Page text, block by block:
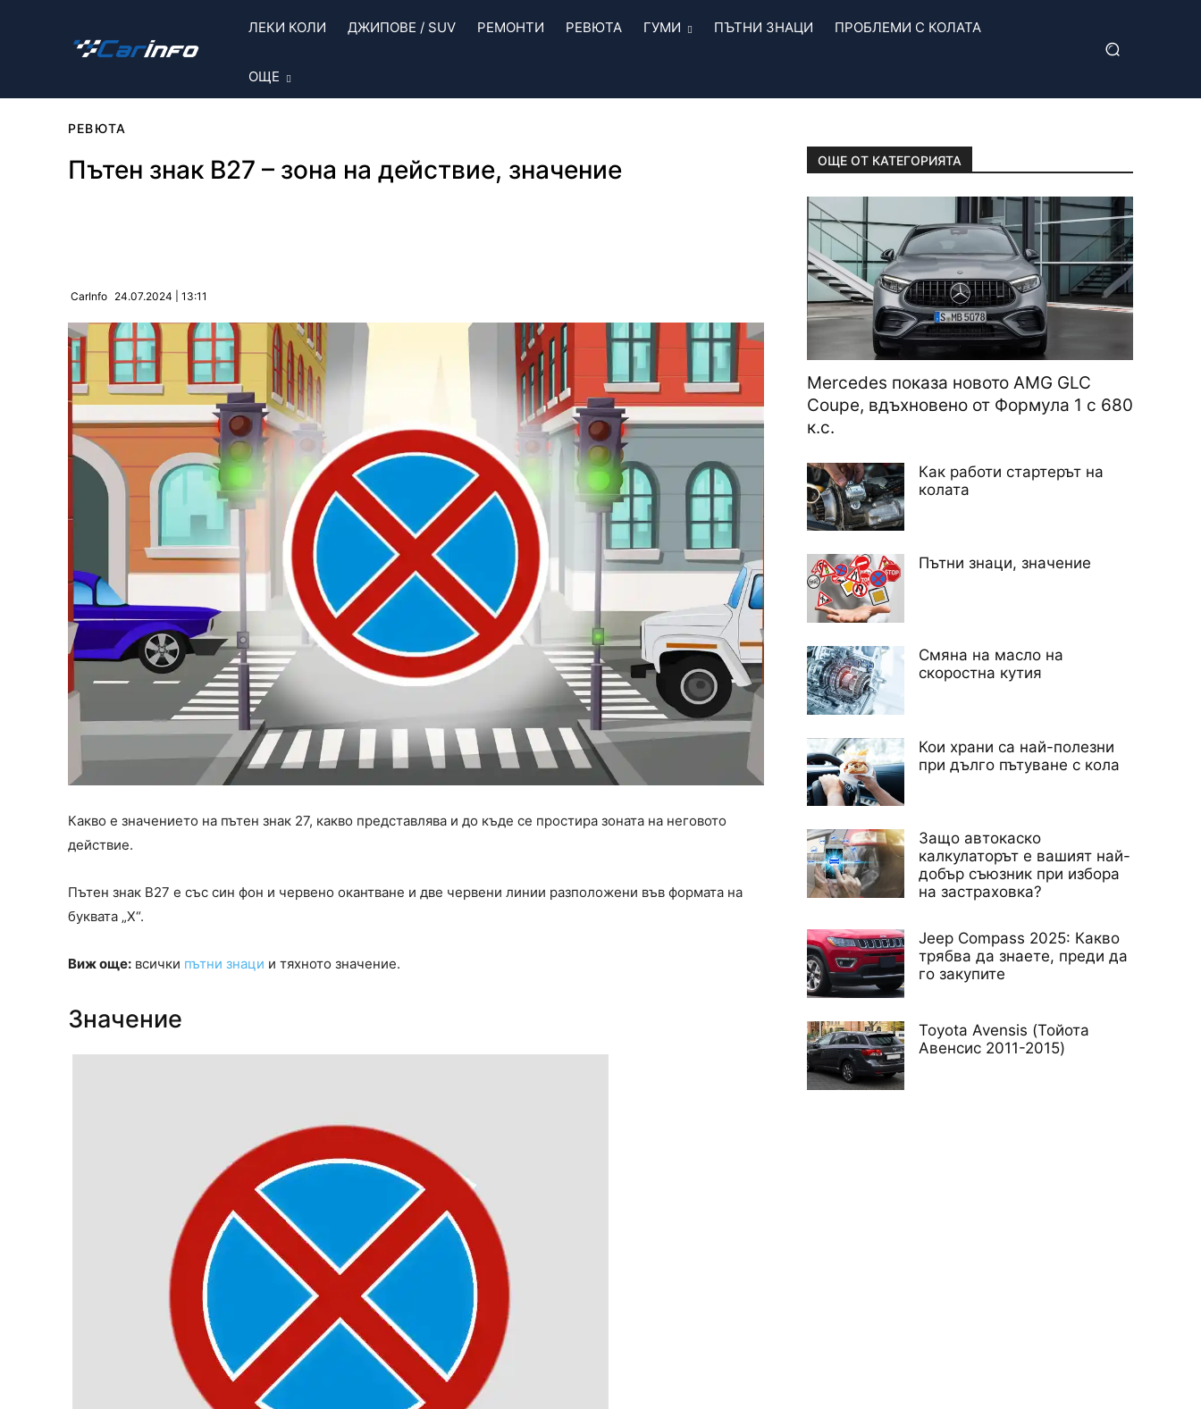
ЛЕКИ КОЛИ ДЖИПОВЕ / SUV РЕМОНТИ РЕВЮТА ГУМИ ПЪТНИ ЗНАЦИ ПРОБЛЕМИ С КОЛАТА
ОЩЕ
РЕВЮТА
Пътен знак В27 – зона на действие, значение
CarInfo 24.07.2024 | 13:11
Какво е значението на пътен знак 27, какво представлява и до къде се простира зоната на неговото
действие.
Пътен знак В27 е със син фон и червено окантване и две червени линии разположени във формата на
буквата „Х“.
Виж още: всички пътни знаци и тяхното значение.
Значение
ОЩЕ ОТ КАТЕГОРИЯТА
Mercedes показа новото AMG GLC
Coupe, вдъхновено от Формула 1 с 680
к.с.
Как работи стартерът на
колата
Пътни знаци, значение
Смяна на масло на
скоростна кутия
Кои храни са най-полезни
при дълго пътуване с кола
Защо автокаско
калкулаторът е вашият най-
добър съюзник при избора
на застраховка?
Jeep Compass 2025: Какво
трябва да знаете, преди да
го закупите
Toyota Avensis (Тойота
Авенсис 2011-2015)